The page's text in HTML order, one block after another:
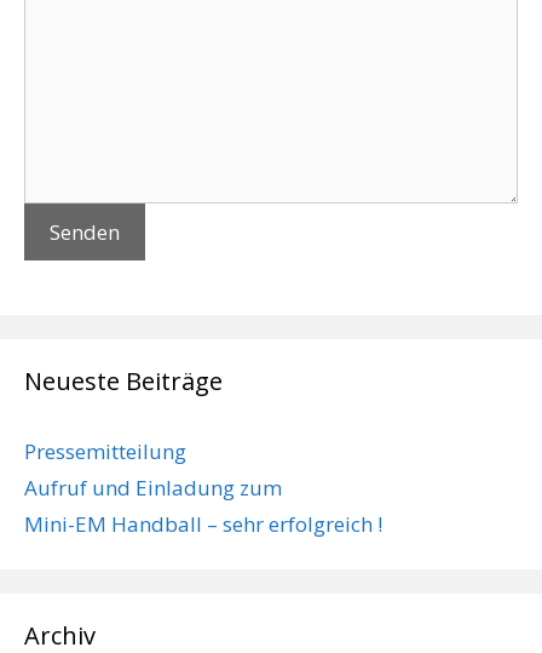
Neueste Beiträge
Pressemitteilung
Aufruf und Einladung zum
Mini-EM Handball – sehr erfolgreich !
Archiv